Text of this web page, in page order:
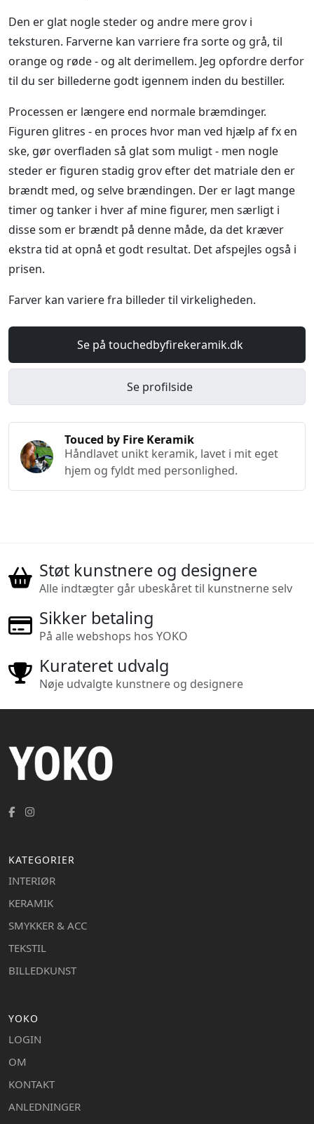
Den er glat nogle steder og andre mere grov i
teksturen. Farverne kan varriere fra sorte og grå, til
orange og røde - og alt derimellem. Jeg opfordre derfor
til du ser billederne godt igennem inden du bestiller.
Processen er længere end normale bræmdinger.
Figuren glitres - en proces hvor man ved hjælp af fx en
ske, gør overfladen så glat som muligt - men nogle
steder er figuren stadig grov efter det matriale den er
brændt med, og selve brændingen. Der er lagt mange
timer og tanker i hver af mine figurer, men særligt i
disse som er brændt på denne måde, da det kræver
ekstra tid at opnå et godt resultat. Det afspejles også i
prisen.
Farver kan variere fra billeder til virkeligheden.
Se på touchedbyfirekeramik.dk
Se profilside
Touced by Fire Keramik
Håndlavet unikt keramik, lavet i mit eget
hjem og fyldt med personlighed.
Støt kunstnere og designere
Alle indtægter går ubeskåret til kunstnerne selv
Sikker betaling
På alle webshops hos YOKO
Kurateret udvalg
Nøje udvalgte kunstnere og designere
KATEGORIER
INTERIØR
KERAMIK
SMYKKER & ACC
TEKSTIL
BILLEDKUNST
YOKO
LOGIN
OM
KONTAKT
ANLEDNINGER